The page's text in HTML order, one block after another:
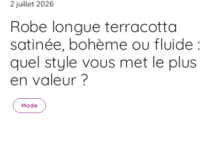
2 juillet 2026
Robe longue terracotta
satinée, bohème ou fluide :
quel style vous met le plus
en valeur ?
Mode